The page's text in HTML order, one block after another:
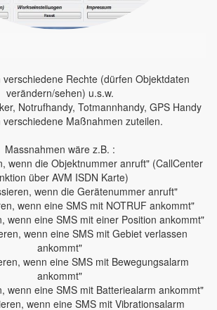
Rechte (dürfen Objektdaten
verändern/sehen) u.s.w.
Notrufhandy, Totmannhandy, GPS Handy
verschiedene Maßnahmen zuteilen.
Massnahmen wäre z.B. :
wenn die Objektnummer anruft" (CallCenter
über AVM ISDN Karte)
wenn die Gerätenummer anruft"
wenn eine SMS mit NOTRUF ankommt"
wenn eine SMS mit einer Position ankommt"
wenn eine SMS mit Gebiet verlassen
ankommt"
wenn eine SMS mit Bewegungsalarm
ankommt"
wenn eine SMS mit Batteriealarm ankommt"
wenn eine SMS mit Vibrationsalarm